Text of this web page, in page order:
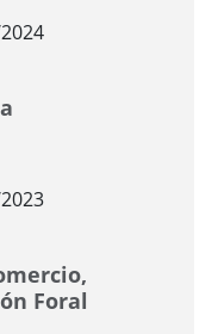
Foral